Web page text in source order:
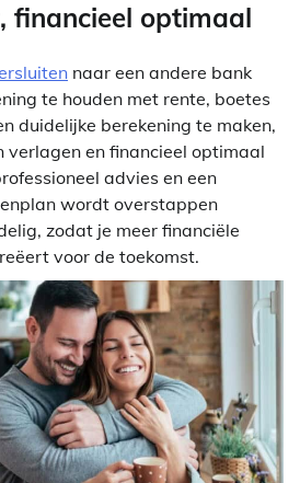
financieel optimaal
naar een andere bank
te houden met rente, boetes
duidelijke berekening te maken,
verlagen en financieel optimaal
advies en een
wordt overstappen
zodat je meer financiële
voor de toekomst.